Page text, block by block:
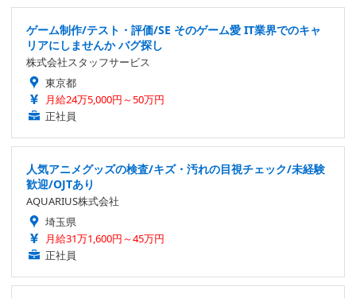
ゲーム制作/テスト・評価/SE そのゲーム愛 IT業界でのキャ
リアにしませんか バグ探し
株式会社スタッフサービス
東京都
月給24万5,000円～50万円
正社員
人気アニメグッズの検査/キズ・汚れの目視チェック/未経験
歓迎/OJTあり
AQUARIUS株式会社
埼玉県
月給31万1,600円～45万円
正社員